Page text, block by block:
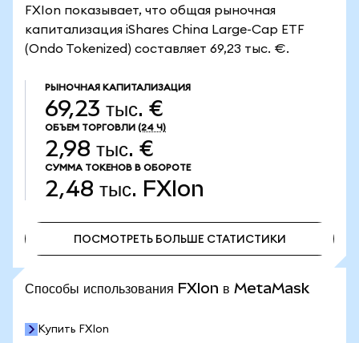
FXIon показывает, что общая рыночная
капитализация iShares China Large-Cap ETF
(Ondo Tokenized) составляет 69,23 тыс. €.
РЫНОЧНАЯ КАПИТАЛИЗАЦИЯ
69,23 тыс. €
ОБЪЕМ ТОРГОВЛИ (24 Ч)
2,98 тыс. €
СУММА ТОКЕНОВ В ОБОРОТЕ
2,48 тыс. FXIon
ПОСМОТРЕТЬ БОЛЬШЕ СТАТИСТИКИ
Способы использования FXIon в MetaMask
Купить FXIon